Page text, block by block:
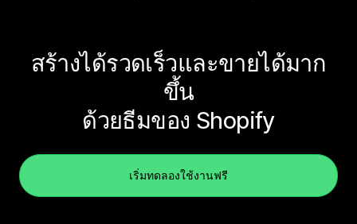
สร้างได้รวดเร็วและขายได้มาก
ขึ้น
ด้วยธีมของ Shopify
เริ่มทดลองใช้งานฟรี